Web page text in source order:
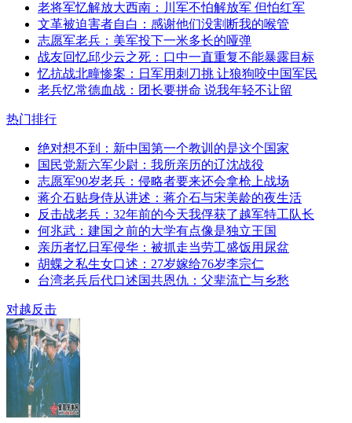
老将军忆解放大西南：川军不怕解放军 但怕红军
文革被迫害者自白：感谢他们没割断我的喉管
志愿军老兵：美军投下一米多长的哑弹
战友回忆邱少云之死：口中一直重复不能暴露目标
忆抗战北疃惨案：日军用刺刀挑 让狼狗咬中国军民
老兵忆常德血战：团长要拼命 说我年轻不让留
热门排行
绝对想不到：新中国第一个教训的是这个国家
国民党新六军少尉：我所亲历的辽沈战役
志愿军90岁老兵：侵略者要来还会拿枪上战场
蒋介石贴身侍从讲述：蒋介石与宋美龄的夜生活
反击战老兵：32年前的今天我俘获了越军特工队长
何兆武：建国之前的大学有点像是独立王国
亲历者忆日军侵华：被抓走当劳工盛饭用尿盆
胡蝶之私生女口述：27岁嫁给76岁李宗仁
台湾老兵后代口述国共恩仇：父辈流亡与乡愁
对越反击